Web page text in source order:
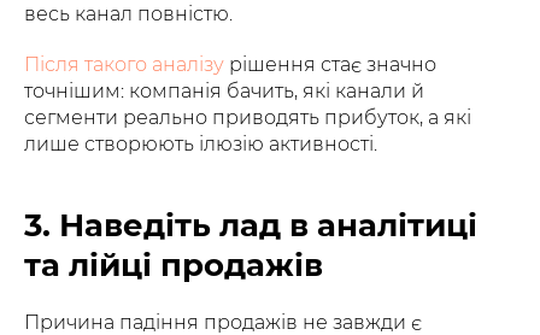
весь канал повністю.
Після такого аналізу рішення стає значно
точнішим: компанія бачить, які канали й
сегменти реально приводять прибуток, а які
лише створюють ілюзію активності.
3. Наведіть лад в аналітиці
та лійці продажів
Причина падіння продажів не завжди є